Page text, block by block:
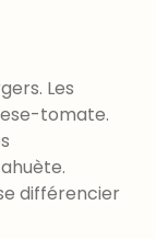
Les
tomate.
différencier